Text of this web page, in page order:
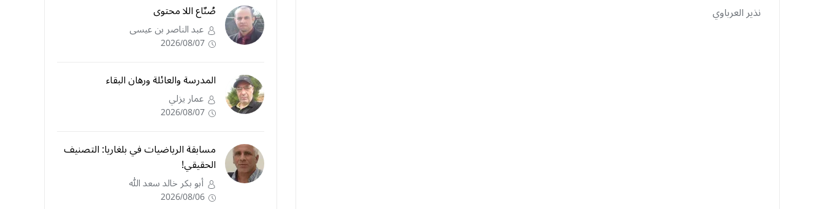
نذير العرباوي صُنّاع اللا محتوى
عبد الناصر بن عيسى
2026/08/07
المدرسة والعائلة ورهان البقاء
عمار يزلي
2026/08/07
مسابقة الرياضيات في بلغاريا: التصنيف
الحقيقي!
أبو بكر خالد سعد الله
2026/08/06